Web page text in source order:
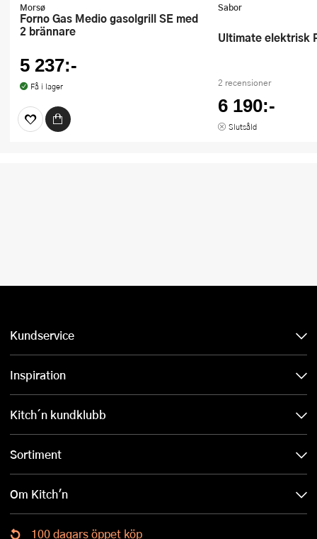
Morsø
Forno Gas Medio gasolgrill SE med
2 brännare
5 237:-
Få i lager
Sabor
Ultimate elektrisk
2 recensioner
6 190:-
Slutsåld
Kundservice
Inspiration
Kitch´n kundklubb
Sortiment
Om Kitch'n
100 dagars öppet köp